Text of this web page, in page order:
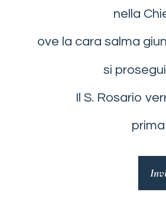
nella
ove la cara salma
si
Il S. Rosario